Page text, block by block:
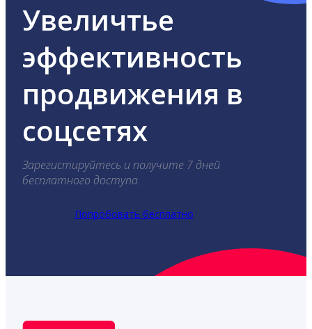
Увеличтье
эффективность
продвижения в
соцсетях
Зарегистируйтесь и получите 7 дней
бесплатного доступа.
Попробовать бесплатно